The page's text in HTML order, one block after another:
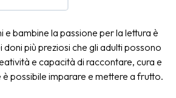
e bambine la passione per la lettura è
doni più preziosi che gli adulti possono
e capacità di raccontare, cura e
possibile imparare e mettere a frutto.
dedicare del tempo per leggere una